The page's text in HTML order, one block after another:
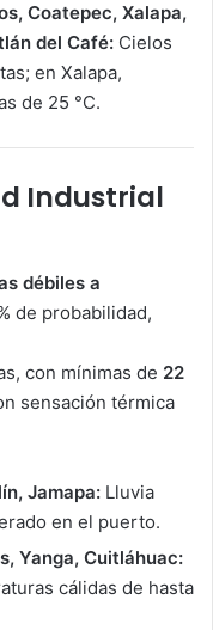
Coatepec, Xalapa,
del Café: Cielos
en Xalapa,
de 25 °C.
Industrial
débiles a
de probabilidad,
con mínimas de 22
sensación térmica
Jamapa: Lluvia
en el puerto.
Yanga, Cuitláhuac:
cálidas de hasta